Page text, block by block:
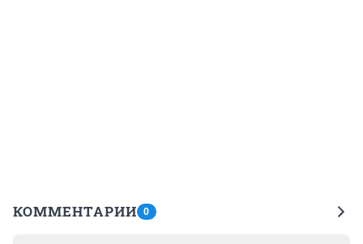
КОММЕНТАРИИ 0